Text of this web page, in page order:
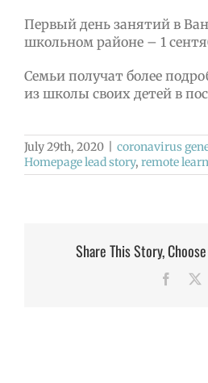
Первый день занятий в
школьном районе – 1
Семьи получат более
из школы своих детей в
July 29th, 2020 coronavirus
Homepage lead story, remote
Share This Story,